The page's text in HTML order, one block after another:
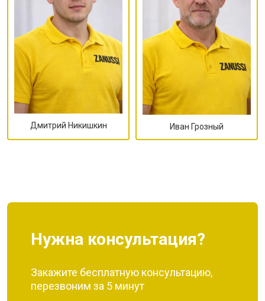
Дмитрий Никишкин Иван Грозный
Нужна консультация?
Закажите бесплатную консультацию,
перезвоним за 5 минут